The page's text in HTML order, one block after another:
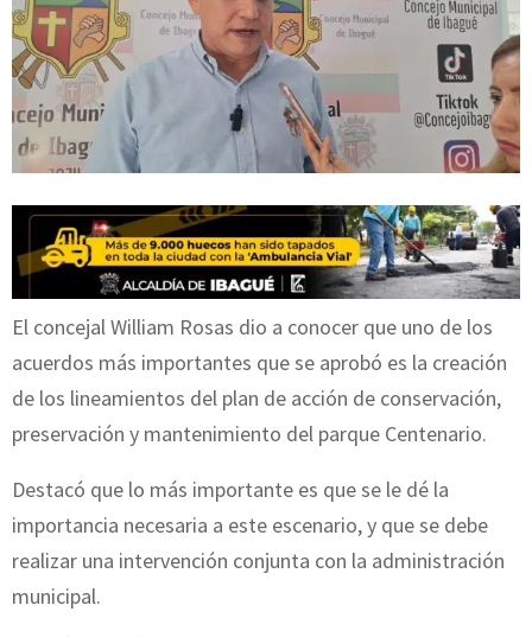
El concejal William Rosas dio a conocer que uno de los
acuerdos más importantes que se aprobó es la creación
de los lineamientos del plan de acción de conservación,
preservación y mantenimiento del parque Centenario.
Destacó que lo más importante es que se le dé la
importancia necesaria a este escenario, y que se debe
realizar una intervención conjunta con la administración
municipal.